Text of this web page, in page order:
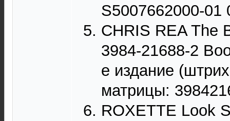
S5007662000-01
CHRIS REA The
3984-21688-2
е издание
матрицы:
ROXETTE Look